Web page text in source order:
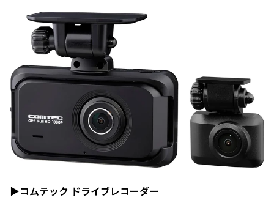
▶コムテック ドライブレコーダー